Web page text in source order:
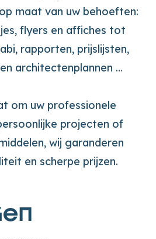
maat van uw behoeften:
flyers en affiches tot
rapporten, prijslijsten,
architectenplannen …
om uw professionele
projecten of
wij garanderen
en scherpe prijzen.